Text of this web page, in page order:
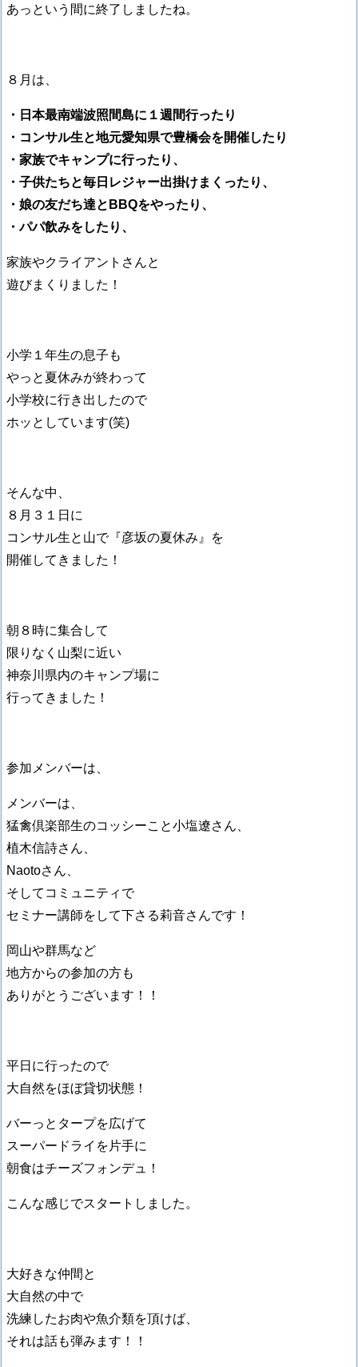
あっという間に終了しましたね。
８月は、
・日本最南端波照間島に１週間行ったり
・コンサル生と地元愛知県で豊橋会を開催したり
・家族でキャンプに行ったり、
・子供たちと毎日レジャー出掛けまくったり、
・娘の友だち達とBBQをやったり、
・パパ飲みをしたり、
家族やクライアントさんと
遊びまくりました！
小学１年生の息子も
やっと夏休みが終わって
小学校に行き出したので
ホッとしています(笑)
そんな中、
８月３１日に
コンサル生と山で『彦坂の夏休み』を
開催してきました！
朝８時に集合して
限りなく山梨に近い
神奈川県内のキャンプ場に
行ってきました！
参加メンバーは、
メンバーは、
猛禽倶楽部生のコッシーこと小塩遼さん、
植木信詩さん、
Naotoさん、
そしてコミュニティで
セミナー講師をして下さる莉音さんです！
岡山や群馬など
地方からの参加の方も
ありがとうございます！！
平日に行ったので
大自然をほぼ貸切状態！
バーっとタープを広げて
スーパードライを片手に
朝食はチーズフォンデュ！
こんな感じでスタートしました。
大好きな仲間と
大自然の中で
洗練したお肉や魚介類を頂けば、
それは話も弾みます！！